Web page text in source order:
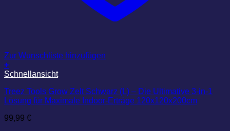
Zur Wunschliste hinzufügen
+
Schnellansicht
Treez Tools Grow Zelt Schwarz (L) – Die Ultimative 3-in-1
Lösung für Maximale Indoor-Erträge 120x120x200cm
99,99 €